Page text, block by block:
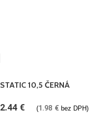
STATIC 10,5 ČERNÁ
2.44 € (1.98 € bez DPH)